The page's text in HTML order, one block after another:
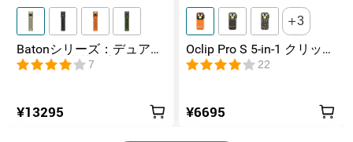
Batonシリーズ：デュアル
スイッチ搭載の高ルーメ
ンコンパクトEDC懐中電灯
7
¥13295
3
Oclip Pro S 5-in-1 クリップ
式懐中電灯 UV & RGB 5光
源搭載 充電式ミニライト
22
¥6695